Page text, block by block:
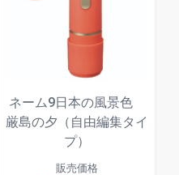
ネーム9日本の風景色
厳島の夕（自由編集タイ
プ）
販売価格